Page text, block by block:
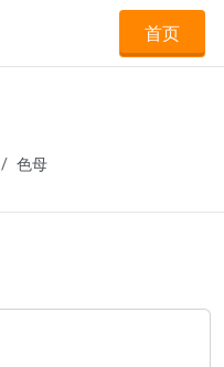
首页
色母